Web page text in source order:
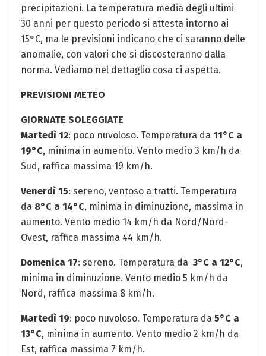
precipitazioni. La temperatura media degli ⁣ultimi
‌30 anni per⁤ questo periodo si ⁣attesta ​intorno ai
15°C, ma ‌le previsioni indicano che ci saranno delle
anomalie, con valori che si ⁤discosteranno dalla
norma. Vediamo nel dettaglio⁢ cosa ci aspetta.
PREVISIONI METEO
GIORNATE ⁤SOLEGGIATE
Martedì 12: poco nuvoloso. Temperatura da 11°C a
19°C, ‌minima in⁢ aumento. Vento medio 3 ⁣km/h da
Sud, raffica⁤ massima 19⁤ km/h. ⁣
Venerdì 15: sereno, ventoso a tratti. Temperatura
da 8°C ⁣a 14°C, minima‌ in diminuzione, massima in
aumento. Vento medio 14 km/h da Nord/Nord-
Ovest, raffica massima 44 km/h.
Domenica 17: sereno. ‍Temperatura ⁤da ⁤ 3°C a 12°C,
minima in diminuzione. Vento medio ⁤5 km/h da​
Nord, raffica massima 8⁤ km/h.
Martedì 19:⁤ poco⁢ nuvoloso. Temperatura da‍ 5°C a
13°C, minima⁤ in aumento. Vento medio 2 km/h ⁢da
Est, raffica massima 7 km/h.